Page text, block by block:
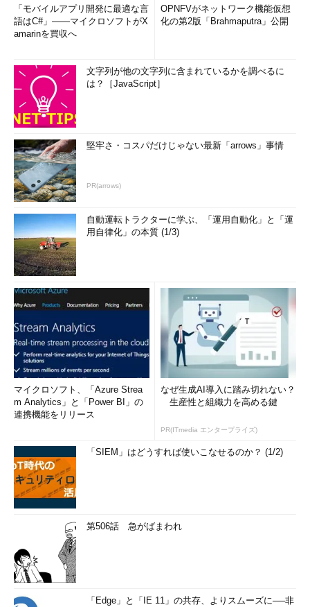
「モバイルアプリ開発に最適な言
語はC#」――マイクロソフトがX
amarinを買収へ
OPNFVがネットワーク機能仮想
化の第2版「Brahmaputra」公開
文字列が他の文字列に含まれているかを調べるに
は？［JavaScript］
堅牢さ・コスパだけじゃない最新「arrows」事情
PR(arrows)
自動運転トラクターに学ぶ、「運用自動化」と「運
用自律化」の本質 (1/3)
マイクロソフト、「Azure Strea
m Analytics」と「Power BI」の
連携機能をリリース
なぜ生成AI導入に踏み切れない？
生産性と組織力を高める鍵
PR(ITmedia エンタープライズ)
「SIEM」はどうすれば使いこなせるのか？ (1/2)
第506話 急がばまわれ
「Edge」と「IE 11」の共存、よりスムーズに──非